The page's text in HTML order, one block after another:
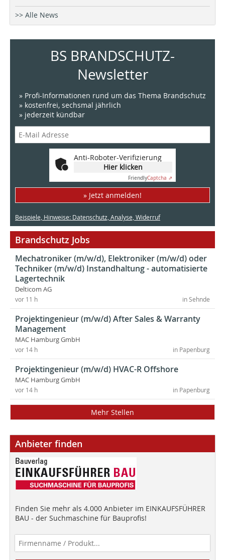
>> Alle News
BS BRANDSCHUTZ-
Newsletter
» Profi-Informationen rund um das Thema Brandschutz
» kostenfrei, sechsmal jährlich
» jederzeit kündbar
Anti-Roboter-Verifizierung
Hier klicken
FriendlyCaptcha ⇗
» Jetzt anmelden!
Beispiele, Hinweise: Datenschutz, Analyse, Widerruf
Brandschutz Jobs
Mechatroniker (m/w/d), Elektroniker (m/w/d) oder
Techniker (m/w/d) Instandhaltung - automatisierte
Lagertechnik
Delticom AG
in Sehnde
vor 11 h
Projektingenieur (m/w/d) After Sales & Warranty
Management
MAC Hamburg GmbH
in Papenburg
vor 14 h
Projektingenieur (m/w/d) HVAC-R Offshore
MAC Hamburg GmbH
in Papenburg
vor 14 h
Mehr Stellen
Anbieter finden
Finden Sie mehr als 4.000 Anbieter im EINKAUFSFÜHRER
BAU - der Suchmaschine für Bauprofis!